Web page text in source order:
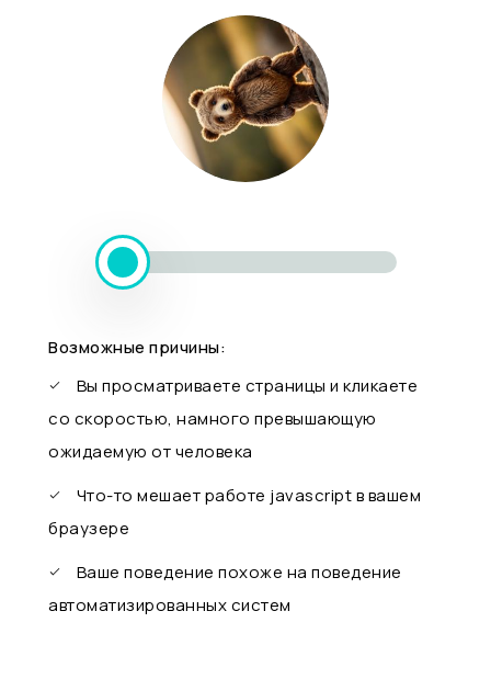
Возможные причины:
Вы просматриваете страницы и кликаете
со скоростью, намного превышающую
ожидаемую от человека
Что-то мешает работе javascript в вашем
браузере
Ваше поведение похоже на поведение
автоматизированных систем